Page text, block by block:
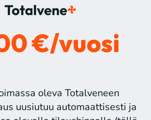
€/vuosi
oleva Totalveneen
uusiutuu automaattisesti ja